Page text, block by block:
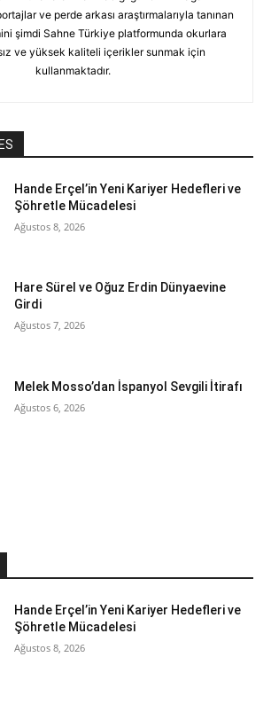
ve perde arkası araştırmalarıyla tanınan
şimdi Sahne Türkiye platformunda okurlara
ve yüksek kaliteli içerikler sunmak için
kullanmaktadır.
Hande Erçel’in Yeni Kariyer Hedefleri ve
Şöhretle Mücadelesi
Ağustos 8, 2026
Hare Sürel ve Oğuz Erdin Dünyaevine
Girdi
Ağustos 7, 2026
Melek Mosso’dan İspanyol Sevgili İtirafı
Ağustos 6, 2026
Hande Erçel’in Yeni Kariyer Hedefleri ve
Şöhretle Mücadelesi
Ağustos 8, 2026